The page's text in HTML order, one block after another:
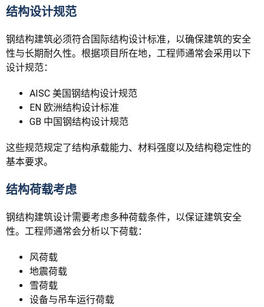
结构设计规范
钢结构建筑必须符合国际结构设计标准，以确保建筑的安全
性与长期耐久性。根据项目所在地，工程师通常会采用以下
设计规范：
AISC 美国钢结构设计规范
EN 欧洲结构设计标准
GB 中国钢结构设计规范
这些规范规定了结构承载能力、材料强度以及结构稳定性的
基本要求。
结构荷载考虑
钢结构建筑设计需要考虑多种荷载条件，以保证建筑安全
性。工程师通常会分析以下荷载：
风荷载
地震荷载
雪荷载
设备与吊车运行荷载